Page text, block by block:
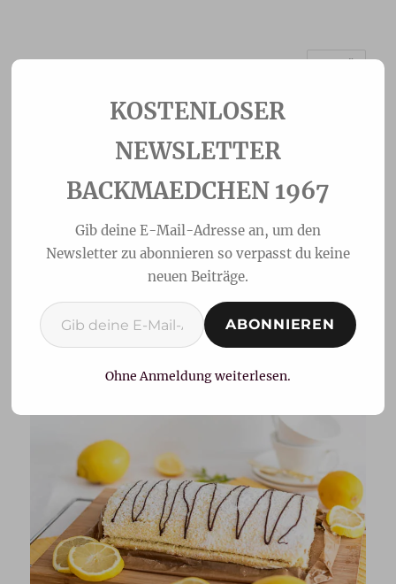
Zitronen-Biskuit
Sandwich
NEWSLETTER
BACKMAEDCHEN 1967
Gib deine E-Mail-Adresse an, um den
Newsletter zu abonnieren so verpasst du keine
neuen Beiträge.
Gib deine E-Mail-Adresse ein ...
ABONNIEREN
Ohne Anmeldung weiterlesen.